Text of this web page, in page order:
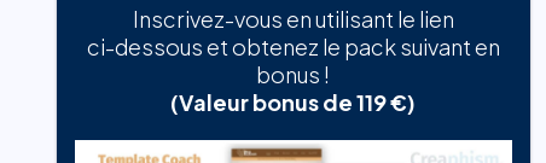
Inscrivez-vous en utilisant le lien
ci-dessous et obtenez le pack suivant en
bonus !
(Valeur bonus de 119 €)